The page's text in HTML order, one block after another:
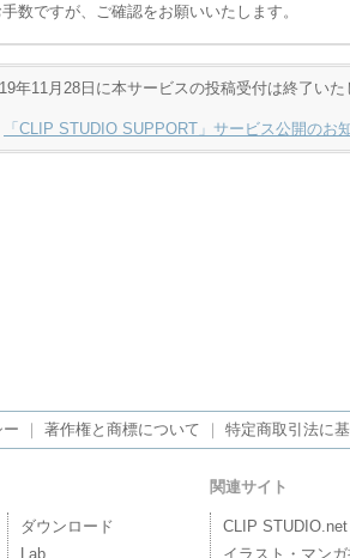
手数ですが、ご確認をお願いいたします。
年11月28日に本サービスの投稿受付は終了いた
「CLIP STUDIO SUPPORT」サービス公開のお
著作権と商標について 特定商取引法に
ダウンロード
Lab
関連サイト
CLIP STUDIO.net
イラスト・マン